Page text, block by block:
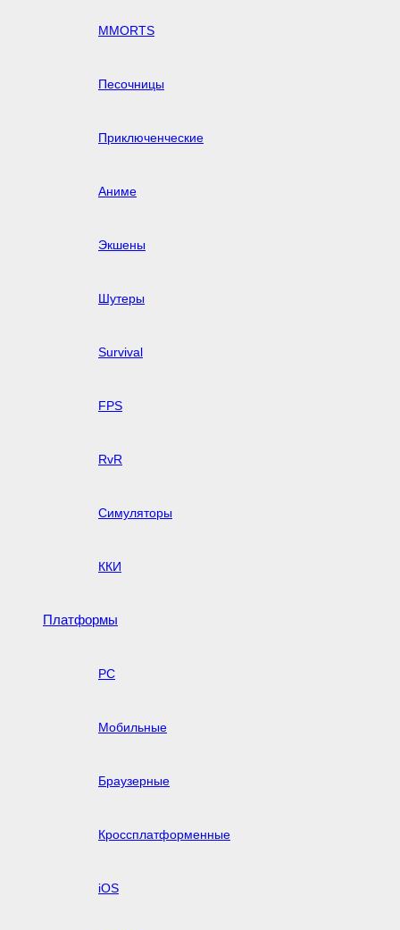
MMORTS
Песочницы
Приключенческие
Аниме
Экшены
Шутеры
Survival
FPS
RvR
Симуляторы
ККИ
Платформы
PC
Мобильные
Браузерные
Кроссплатформенные
iOS